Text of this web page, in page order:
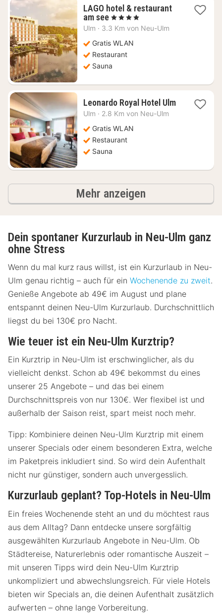
LAGO hotel & restaurant
am see1
Nacht
92,52
€
, 4 Sterne
Ulm · 3.3 Km von Neu-Ulm
Gratis WLAN
Restaurant
Sauna
Leonardo Royal Hotel Ulm1
Ulm · 2.8 Km von Neu-Ulm
Gratis WLAN
Restaurant
Sauna
Mehr anzeigen
Dein spontaner Kurzurlaub in Neu-Ulm ganz
ohne Stress
Wenn du mal kurz raus willst, ist ein Kurzurlaub in Neu-
Ulm genau richtig – auch für ein Wochenende zu zweit.
Genieße Angebote ab 49€ im August und plane
entspannt deinen Neu-Ulm Kurzurlaub. Durchschnittlich
liegst du bei 130€ pro Nacht.
Wie teuer ist ein Neu-Ulm Kurztrip?
Ein Kurztrip in Neu-Ulm ist erschwinglicher, als du
vielleicht denkst. Schon ab 49€ bekommst du eines
unserer 25 Angebote – und das bei einem
Durchschnittspreis von nur 130€. Wer flexibel ist und
außerhalb der Saison reist, spart meist noch mehr.
Tipp: Kombiniere deinen Neu-Ulm Kurztrip mit einem
unserer Specials oder einem besonderen Extra, welche
im Paketpreis inkludiert sind. So wird dein Aufenthalt
nicht nur günstiger, sondern auch unvergesslich.
Kurzurlaub geplant? Top-Hotels in Neu-Ulm
Ein freies Wochenende steht an und du möchtest raus
aus dem Alltag? Dann entdecke unsere sorgfältig
ausgewählten Kurzurlaub Angebote in Neu-Ulm. Ob
Städtereise, Naturerlebnis oder romantische Auszeit –
mit unseren Tipps wird dein Neu-Ulm Kurztrip
unkompliziert und abwechslungsreich. Für viele Hotels
bieten wir Specials an, die deinen Aufenthalt zusätzlich
aufwerten – ohne lange Vorbereitung.